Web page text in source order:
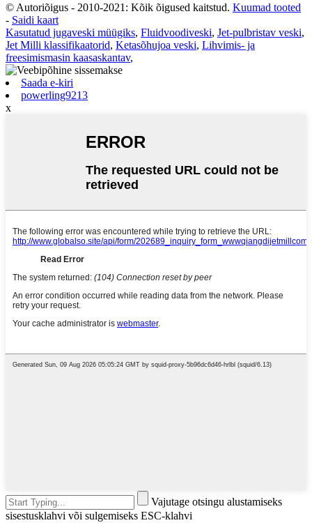
© Autoriõigus - 2010-2021: Kõik õigused kaitstud. Kuumad tooted
- Saidi kaart
Kasutatud jugaveski müügiks, Fluidvoodiveski, Jet-pulbristav veski,
Jet Milli klassifikaatorid, Ketasõhujoa veski, Lihvimis- ja
freesimismasin kaasaskantav,
Saada e-kiri
powerling9213
x
Vajutage otsingu alustamiseks
sisestusklahvi või sulgemiseks ESC-klahvi